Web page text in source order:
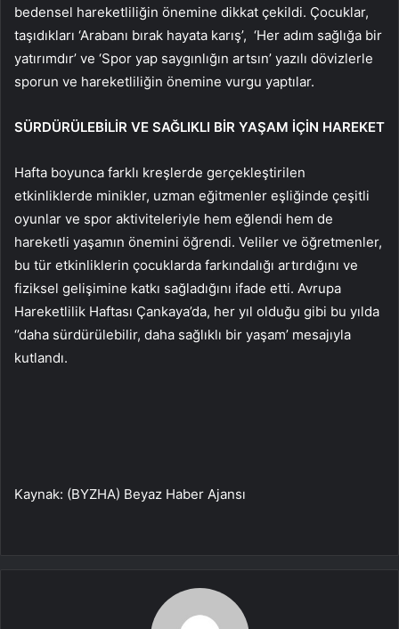
bedensel hareketliliğin önemine dikkat çekildi. Çocuklar,
taşıdıkları ‘Arabanı bırak hayata karış’, ‘Her adım sağlığa bir
yatırımdır’ ve ‘Spor yap saygınlığın artsın’ yazılı dövizlerle
sporun ve hareketliliğin önemine vurgu yaptılar.
SÜRDÜRÜLEBİLİR VE SAĞLIKLI BİR YAŞAM İÇİN HAREKET
Hafta boyunca farklı kreşlerde gerçekleştirilen
etkinliklerde minikler, uzman eğitmenler eşliğinde çeşitli
oyunlar ve spor aktiviteleriyle hem eğlendi hem de
hareketli yaşamın önemini öğrendi. Veliler ve öğretmenler,
bu tür etkinliklerin çocuklarda farkındalığı artırdığını ve
fiziksel gelişimine katkı sağladığını ifade etti. Avrupa
Hareketlilik Haftası Çankaya’da, her yıl olduğu gibi bu yılda
‘’daha sürdürülebilir, daha sağlıklı bir yaşam’ mesajıyla
kutlandı.
Kaynak: (BYZHA) Beyaz Haber Ajansı